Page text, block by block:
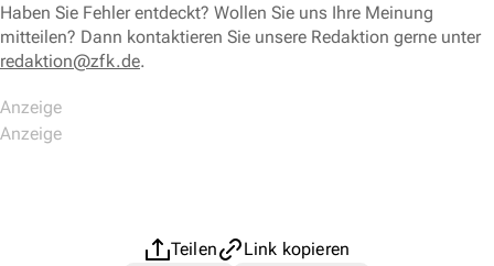
Haben Sie Fehler entdeckt? Wollen Sie uns Ihre Meinung
mitteilen? Dann kontaktieren Sie unsere Redaktion gerne unter
redaktion@zfk.de.
Teilen
Link kopieren